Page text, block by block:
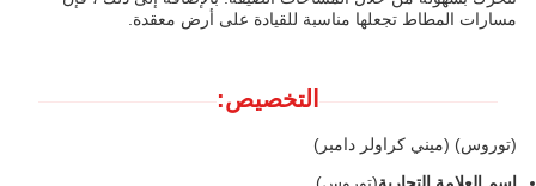
مسارات المطاط تجعلها مناسبة للقيادة على أرض معقدة.
التخصيص:
(توروس) (ميني كراولر دامبر)